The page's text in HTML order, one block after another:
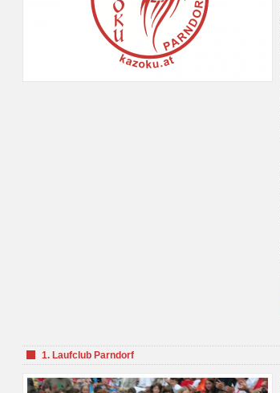
1. Laufclub Parndorf